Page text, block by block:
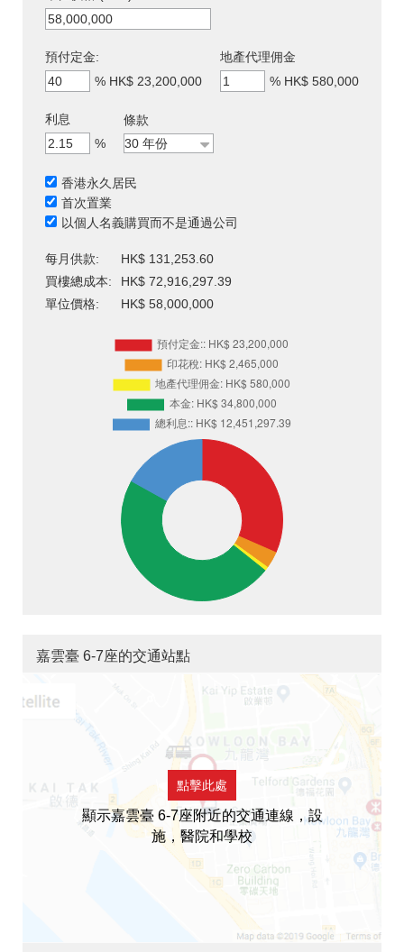
預付定金:
% HK$ 23,200,000
地產代理佣金
% HK$ 580,000
利息
%
條款
香港永久居民
首次置業
以個人名義購買而不是通過公司
每月供款:
HK$ 131,253.60
買樓總成本:
HK$ 72,916,297.39
單位價格:
HK$ 58,000,000
嘉雲臺 6-7座的交通站點
點擊此處
顯示嘉雲臺 6-7座附近的交通連線，設
施，醫院和學校